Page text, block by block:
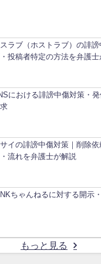
ラブ（ホストラブ）の誹
投稿者特定の方法を弁護士
における誹謗中傷対策・
イの誹謗中傷対策｜削除
流れを弁護士が解説
ちゃんねるに対する開示
もっと見る